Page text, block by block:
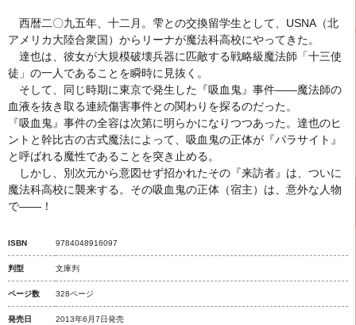
西暦二〇九五年、十二月。雫との交換留学生として、USNA（北
アメリカ大陸合衆国）からリーナが魔法科高校にやってきた。
達也は、彼女が大規模破壊兵器に匹敵する戦略級魔法師「十三使
徒」の一人であることを瞬時に見抜く。
そして、同じ時期に東京で発生した『吸血鬼』事件――魔法師の
血液を抜き取る連続傷害事件との関わりを探るのだった。
『吸血鬼』事件の全容は次第に明らかになりつつあった。達也のヒ
ントと幹比古の古式魔法によって、吸血鬼の正体が『パラサイト』
と呼ばれる魔性であることを突き止める。
しかし、別次元から意図せず招かれたその『来訪者』は、ついに
魔法科高校に襲来する。その吸血鬼の正体（宿主）は、意外な人物
で――！
ISBN 9784048916097
判型 文庫判
ページ数 328ページ
発売日 2013年6月7日発売